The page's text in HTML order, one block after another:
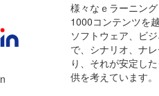
様々なｅラーニン
1000コンテンツを
ソフトウェア、ビ
で、シナリオ、ナ
り、それが安定し
供を考えています。